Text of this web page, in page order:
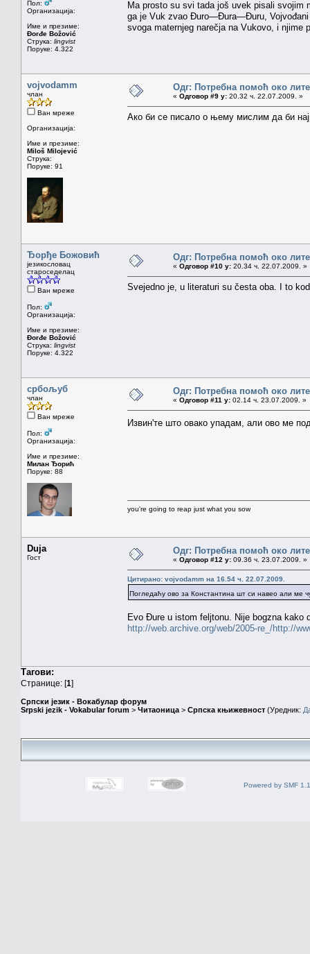
Пол:
Организација:
Име и презиме:
Đorđe Božović
Струка: lingvist
Поруке: 4.322
Ma prosto su svi tada još uvek pisali svojim
ga je Vuk zvao Đuro—Đura—Đuru,
svoga maternjeg narečja na Vukovo, i njime
vojvodamm
члан
Ван мреже
Организација:
Име и презиме:
Miloš Milojević
Струка:
Поруке: 91
Одг: Потребна помоћ око
« Одговор #9 у: 20.32 ч. 22.07.2009. »
Ако би се писало о њему мислим да би
Ђорђе Божовић
језикословац
староседелац
Ван мреже
Пол:
Организација:
Име и презиме:
Đorđe Božović
Струка: lingvist
Поруке: 4.322
Одг: Потребна помоћ око
« Одговор #10 у: 20.34 ч. 22.07.2009. »
Svejedno je, u literaturi su česta oba. I to
србољуб
члан
Ван мреже
Пол:
Организација:
Име и презиме:
Милан Ђорић
Поруке: 88
Одг: Потребна помоћ око
« Одговор #11 у: 02.14 ч. 23.07.2009. »
Извин'те што овако упадам, али ово ме
you're going to reap just what you sow
Duja
Гост
Одг: Потребна помоћ око
« Одговор #12 у: 09.36 ч. 23.07.2009. »
Цитирано: vojvodamm на 16.54 ч. 22.07.2009.
Погледаћу ово за Константина шт си навео али
Evo Đure u istom feljtonu. Nije bogzna kako
http://web.archive.org/web/2005-re_/http://
Тагови:
Странице: [1]
Српски језик - Вокабулар форум
Srpski jezik - Vokabular forum > Читаоница > Српска књижевност (Уредник:
Powered by SMF